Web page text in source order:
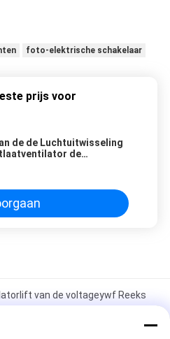
foto-elektrische schakelaar
prijs voor
de de Luchtuitwisseling
de
van de voltageywf Reeks